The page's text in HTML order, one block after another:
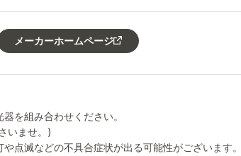
メーカーホームページ
を組み合わせください。
いませ。)
点滅などの不具合症状が出る可能性がございます。